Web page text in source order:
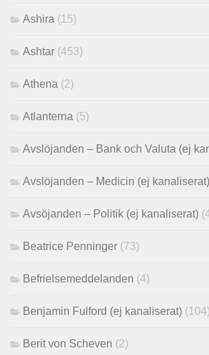
Ashira (15)
Ashtar (453)
Athena (2)
Atlanterna (5)
Avslöjanden – Bank och Valuta (ej
Avslöjanden – Medicin (ej kanaliserat)
Avsöjanden – Politik (ej kanaliserat)
Beatrice Penninger (73)
Befrielsemeddelanden (4)
Benjamin Fulford (ej kanaliserat) (104)
Berit von Scheven (2)